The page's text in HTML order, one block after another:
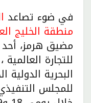
في ضوء تصاعد
منطقة الخليج
مضيق هرمز، أحد
للتجارة
البحرية
للمجلس